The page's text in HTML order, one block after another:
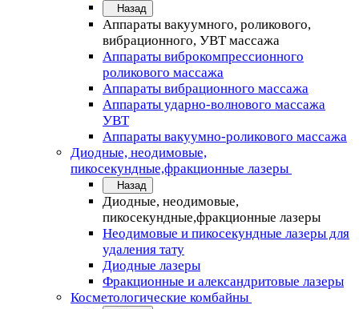
Назад
Аппараты вакуумного, роликового,
вибрационного, УВТ массажа
Аппараты виброкомпрессионного
роликового массажа
Аппараты вибрационного массажа
Аппараты ударно-волнового массажа
УВТ
Аппараты вакуумно-роликового массажа
Диодные, неодимовые,
пикосекундные,фракционные лазеры
Назад
Диодные, неодимовые,
пикосекундные,фракционные лазеры
Неодимовые и пикосекундные лазеры для
удаления тату
Диодные лазеры
Фракционные и александритовые лазеры
Косметологические комбайны